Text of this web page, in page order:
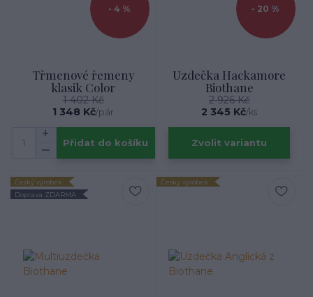
- 4 %
Třmenové řemeny
klasik Color
1 402 Kč
1 348 Kč/pár
Přidat do košíku
- 20 %
Uzdečka Hackamore
Biothane
2 926 Kč
2 345 Kč/ks
Zvolit variantu
Český výrobek
Doprava ZDARMA
Český výrobek